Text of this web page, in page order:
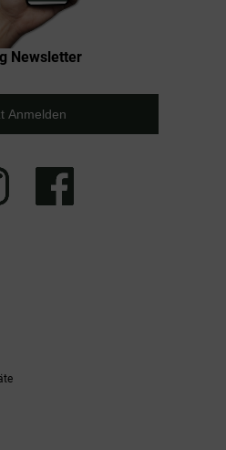
Newsletter
Anmelden